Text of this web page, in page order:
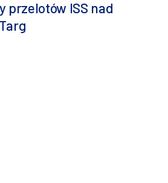
przelotów ISS nad